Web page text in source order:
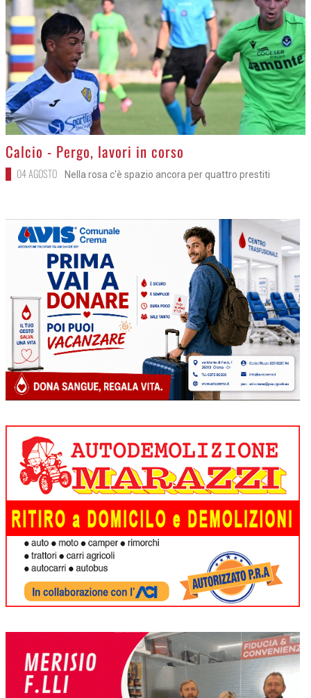
>
Calcio - Pergo, lavori in corso
04 AGOSTO Nella rosa c'è spazio ancora per quattro prestiti